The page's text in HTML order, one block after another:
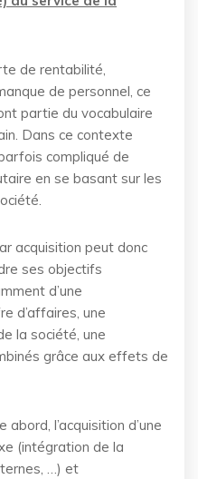
de rentabilité,
de personnel, ce
partie du vocabulaire
Dans ce contexte
compliqué de
en se basant sur les
acquisition peut donc
ses objectifs
d’une
d’affaires, une
la société, une
grâce aux effets de
l’acquisition d’une
(intégration de la
…) et